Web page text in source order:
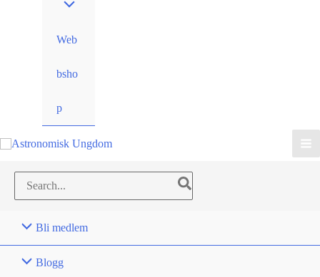
Web
bsho
p
Search
for:
Bli medlem
Blogg